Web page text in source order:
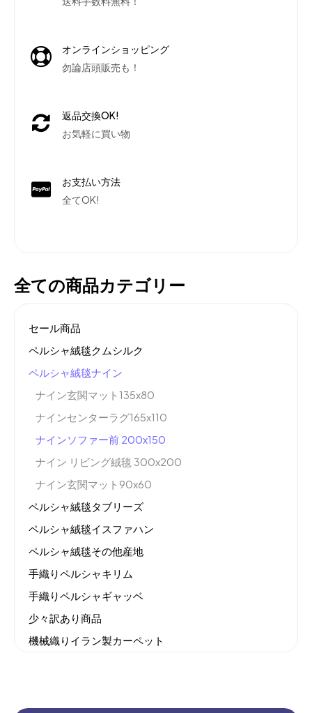
オンラインショッピング
勿論店頭販売も！
返品交換OK!
お気軽に買い物
お支払い方法
全てOK!
全ての商品カテゴリー
セール商品
ペルシャ絨毯クムシルク
ペルシャ絨毯ナイン
ナイン玄関マット135x80
ナインセンターラグ165x110
ナインソファー前 200x150
ナイン リビング絨毯 300x200
ナイン玄関マット90x60
ペルシャ絨毯タブリーズ
ペルシャ絨毯イスファハン
ペルシャ絨毯その他産地
手織りペルシャキリム
手織りペルシャギャッベ
少々訳あり商品
機械織りイラン製カーペット